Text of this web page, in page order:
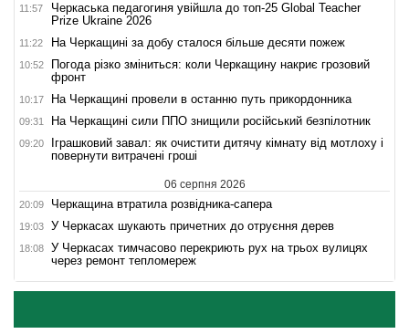
11:57
Черкаська педагогиня увійшла до топ-25 Global Teacher
Prize Ukraine 2026
11:22 На Черкащині за добу сталося більше десяти пожеж
10:52
Погода різко зміниться: коли Черкащину накриє грозовий
фронт
10:17 На Черкащині провели в останню путь прикордонника
09:31 На Черкащині сили ППО знищили російський безпілотник
09:20
Іграшковий завал: як очистити дитячу кімнату від мотлоху і
повернути витрачені гроші
06 серпня 2026
20:09 Черкащина втратила розвідника-сапера
19:03 У Черкасах шукають причетних до отруєння дерев
18:08
У Черкасах тимчасово перекриють рух на трьох вулицях
через ремонт тепломереж